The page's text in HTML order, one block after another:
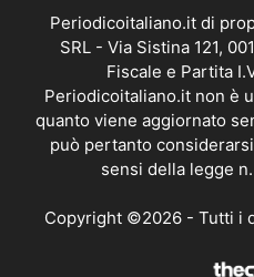
Periodicoitaliano.it di
SRL - Via Sistina 121,
Fiscale e Partita
Periodicoitaliano.it non è
quanto viene aggiornato
può pertanto
sensi della legge
Copyright ©2026 - Tutti i